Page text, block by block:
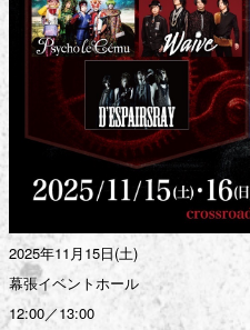
2025年11月15日(土)
幕張イベントホール
12:00／13:00